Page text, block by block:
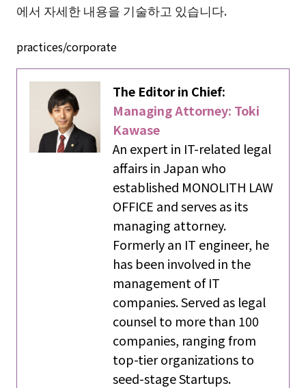
에서 자세한 내용을 기술하고 있습니다.
practices/corporate
The Editor in Chief:
Managing Attorney: Toki
Kawase
An expert in IT-related legal
affairs in Japan who
established MONOLITH LAW
OFFICE and serves as its
managing attorney.
Formerly an IT engineer, he
has been involved in the
management of IT
companies. Served as legal
counsel to more than 100
companies, ranging from
top-tier organizations to
seed-stage Startups.